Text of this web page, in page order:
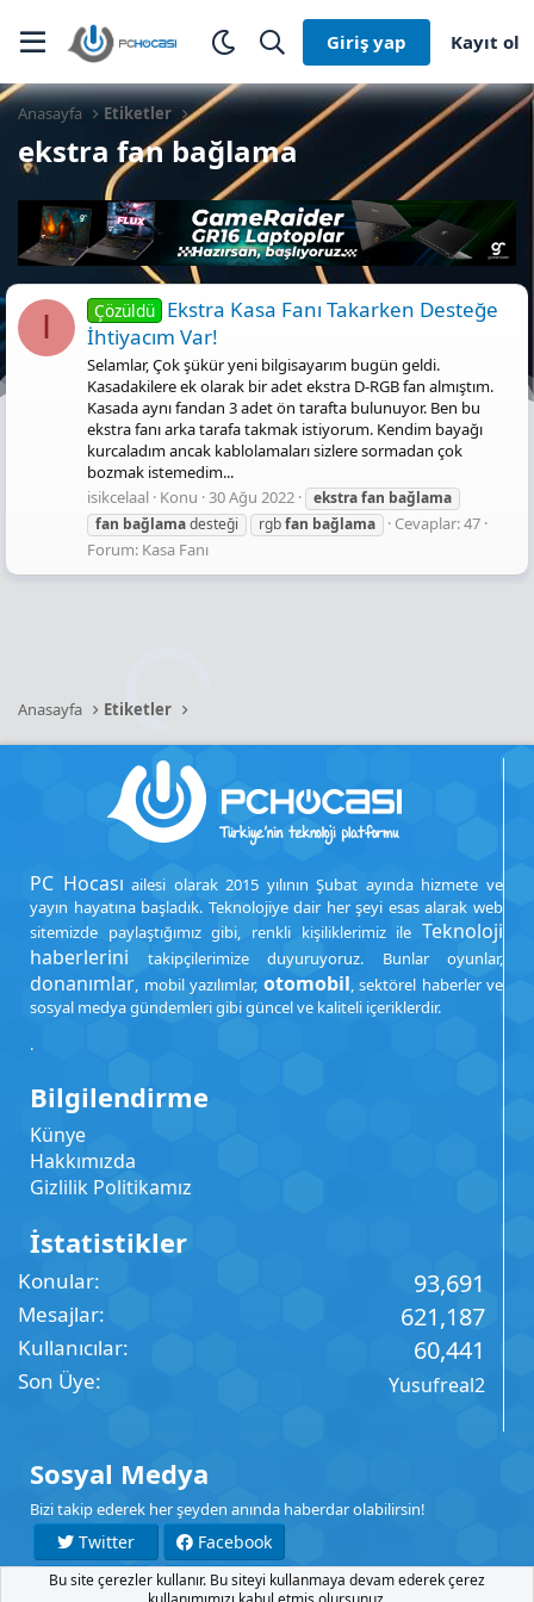
Giriş yap Kayıt ol
Anasayfa Etiketler
ekstra fan bağlama
I Çözüldü Ekstra Kasa Fanı Takarken Desteğe
İhtiyacım Var!
Selamlar, Çok şükür yeni bilgisayarım bugün geldi.
Kasadakilere ek olarak bir adet ekstra D-RGB fan almıştım.
Kasada aynı fandan 3 adet ön tarafta bulunuyor. Ben bu
ekstra fanı arka tarafa takmak istiyorum. Kendim bayağı
kurcaladım ancak kablolamaları sizlere sormadan çok
bozmak istemedim...
isikcelaal Konu 30 Ağu 2022 ekstrafan bağlama
fan bağlamadesteği rgbfan bağlama
Cevaplar: 47
Forum: Kasa Fanı
Anasayfa Etiketler
PC Hocası ailesi olarak 2015 yılının Şubat ayında hizmete ve
yayın hayatına başladık. Teknolojiye dair her şeyi esas alarak web
sitemizde paylaştığımız gibi, renkli kişiliklerimiz ile Teknoloji
haberlerini takipçilerimize duyuruyoruz. Bunlar oyunlar,
donanımlar, mobil yazılımlar, otomobil, sektörel haberler ve
sosyal medya gündemleri gibi güncel ve kaliteli içeriklerdir.
.
Bilgilendirme
Künye
Hakkımızda
Gizlilik Politikamız
İstatistikler
Konular 93,691
Mesajlar 621,187
Kullanıcılar 60,441
Son Üye Yusufreal2
Sosyal Medya
Bizi takip ederek her şeyden anında haberdar olabilirsin!
Twitter
Facebook
YouTube
Instagram
Bu site çerezler kullanır. Bu siteyi kullanmaya devam ederek çerez